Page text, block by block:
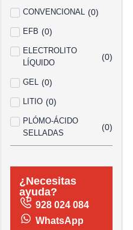
CONVENCIONAL (0)
EFB (0)
ELECTROLITO
LÍQUIDO
(0)
GEL (0)
LITIO (0)
PLÓMO-ÁCIDO
SELLADAS
(0)
¿Necesitas
ayuda?
928 024 084
WhatsApp